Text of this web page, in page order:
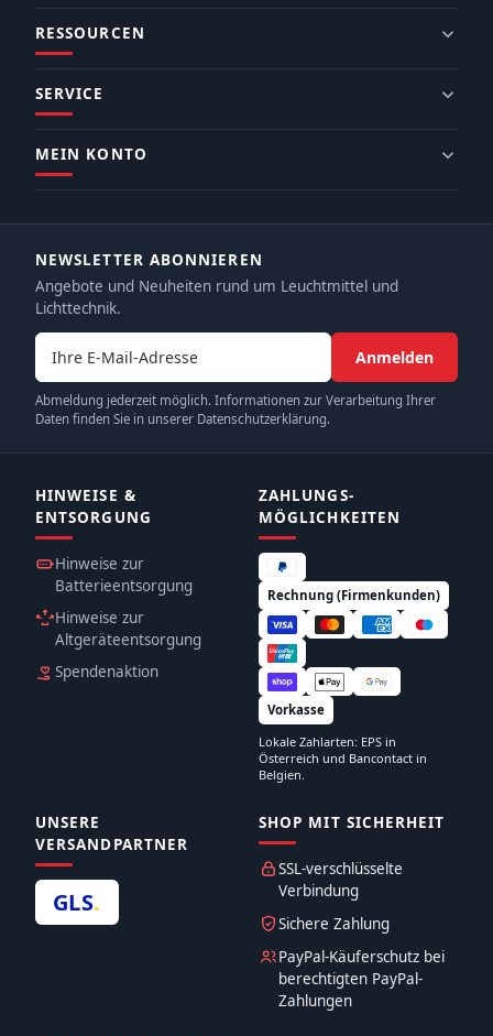
RESSOURCEN
SERVICE
MEIN KONTO
NEWSLETTER ABONNIEREN
Angebote und Neuheiten rund um Leuchtmittel und
Lichttechnik.
E-Mail-Adresse
Anmelden
Abmeldung jederzeit möglich. Informationen zur Verarbeitung Ihrer
Daten finden Sie in unserer Datenschutzerklärung.
HINWEISE &
ENTSORGUNG
Hinweise zur
Batterieentsorgung
Hinweise zur
Altgeräteentsorgung
Spendenaktion
ZAHLUNGS­
MÖGLICHKEITEN
Rechnung (Firmenkunden)
Vorkasse
Lokale Zahlarten: EPS in
Österreich und Bancontact in
Belgien.
UNSERE
VERSANDPARTNER
GLS.
SHOP MIT SICHERHEIT
SSL-verschlüsselte
Verbindung
Sichere Zahlung
PayPal-Käuferschutz bei
berechtigten PayPal-
Zahlungen